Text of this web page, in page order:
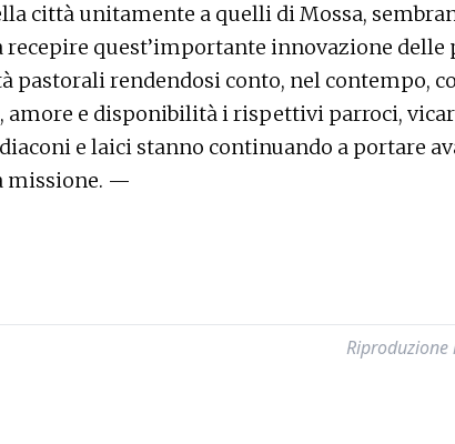
città unitamente a quelli di Mossa,
recepire quest’importante innovazione delle
pastorali rendendosi conto, nel contempo,
amore e disponibilità i rispettivi parroci,
e laici stanno continuando a portare
missione. —